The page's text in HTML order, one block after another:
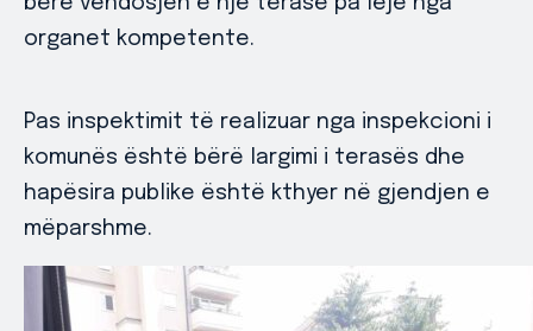
organet kompetente.
Pas inspektimit të realizuar nga inspekcioni i
komunës është bërë largimi i terasës dhe
hapësira publike është kthyer në gjendjen e
mëparshme.